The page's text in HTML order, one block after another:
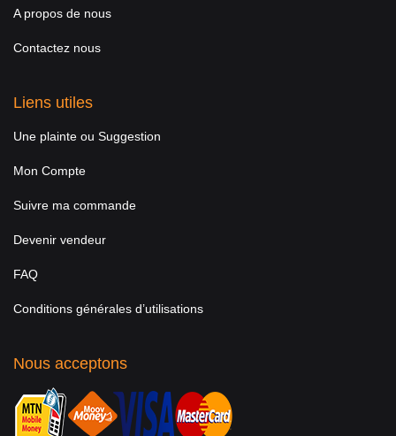
A propos de nous
Contactez nous
Liens utiles
Une plainte ou Suggestion
Mon Compte
Suivre ma commande
Devenir vendeur
FAQ
Conditions générales d’utilisations
Nous acceptons